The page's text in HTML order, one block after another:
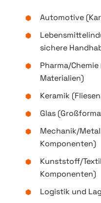
Automotive
sichere
Pharma/
Materialien)
Keramik
Glas
Mechanik/
Komponenten)
Kunststoff/
Komponenten)
Logistik und